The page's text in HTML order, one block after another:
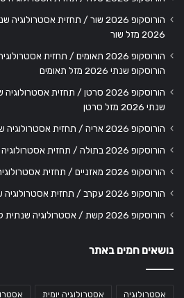
הורוסקופ 2026 שור / תחזית
2026 מזל שור
הורוסקופ 2026 תאומים / תחזית
הורוסקופ שנתי 2026 מזל תאומים
הורוסקופ 2026 סרטן / תחזית
שנתי 2026 מזל סרטן
הורוסקופ 2026 אריה / תחזית אסטרולוגיה שנתית מזל אריה
הורוסקופ 2026 בתולה / תחזית אסטרולוגיה שנתית מזל בתולה
הורוסקופ 2026 מאזניים / תחזית אסטרולוגיה שנתית מזל מאזניים
הורוסקופ 2026 עקרב / תחזית אסטרולוגיה שנתית מזל עקרב
הורוסקופ 2026 קשת / אסטרולוגיה שנתית למזל קשת
נושאים חמים באתר
אסטרולוגיה אסטרולוגיה יומית